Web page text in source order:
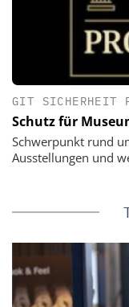
GIT SICHERHEIT
Schutz für
Schwerpunkt rund
Ausstellungen und